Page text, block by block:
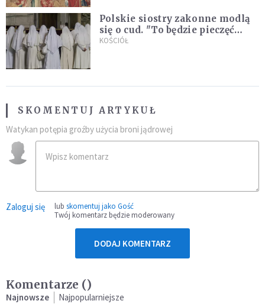
Polskie siostry zakonne modlą
się o cud. "To będzie pieczęć
Pana Boga dla naszej wiary"
KOŚCIÓŁ
SKOMENTUJ ARTYKUŁ
Watykan potępia groźby użycia broni jądrowej
Zaloguj się lub skomentuj jako Gość
Twój komentarz będzie moderowany
DODAJ KOMENTARZ
Komentarze ()
Najnowsze Najpopularniejsze